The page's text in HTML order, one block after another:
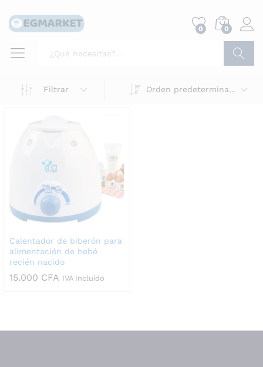
0 0
Filtrar
Orden predeterminado
Calentador de biberón para
alimentación de bebé
recién nacido
15.000 CFA IVA Incluido